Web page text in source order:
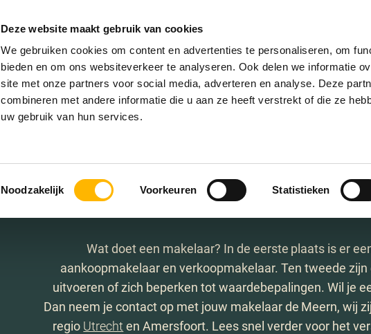
Deze website maakt gebruik van cookies
We gebruiken cookies om content en advertenties te personaliseren, om
bieden en om ons websiteverkeer te analyseren. Ook delen we informatie
site met onze partners voor social media, adverteren en analyse. Deze
combineren met andere informatie die u aan ze heeft verstrekt of die ze
uw gebruik van hun services.
Toestemmingsselectie
Noodzakelijk Voorkeuren Statistieken
Makelaar De
Wat doet een makelaar? In de eerste plaats is er
aankoopmakelaar en verkoopmakelaar. Ten tweede
uitvoeren of zich beperken tot waardebepalingen. Wil je
Dan neem je contact op met jouw makelaar de Meern, wij
regio Utrecht en Amersfoort. Lees snel verder voor het